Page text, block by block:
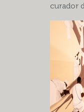
curador